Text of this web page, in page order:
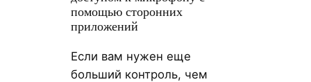
помощью сторонних
приложений
Если вам нужен еще
больший контроль, чем